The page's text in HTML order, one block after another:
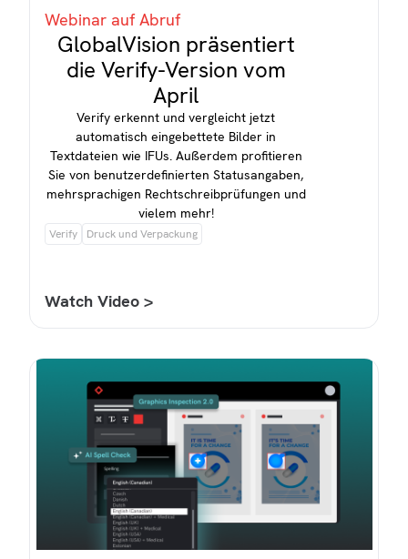
Webinar auf Abruf
GlobalVision präsentiert
die Verify-Version vom
April
Verify erkennt und vergleicht jetzt
automatisch eingebettete Bilder in
Textdateien wie IFUs. Außerdem profitieren
Sie von benutzerdefinierten Statusangaben,
mehrsprachigen Rechtschreibprüfungen und
vielem mehr!
Verify Druck und Verpackung
Watch Video >